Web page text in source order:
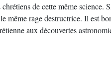
de cette même science.
même rage destructrice. Il est
aux découvertes